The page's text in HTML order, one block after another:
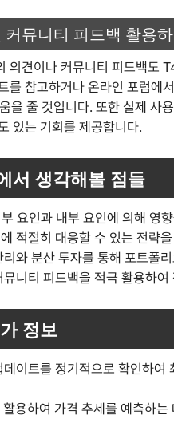
뮤니티 피드백 활용
의견이나 커뮤니티 피드백도
를 참고하거나 온라인 포럼에
줄 것입니다. 또한 실제 사
있는 기회를 제공합니다.
서 생각해볼 점들
요인과 내부 요인에 의해 영
적절히 대응할 수 있는 전략
와 분산 투자를 통해 포트폴
니티 피드백을 적극 활용하
정보
이트를 정기적으로 확인하여
용하여 가격 추세를 예측하는